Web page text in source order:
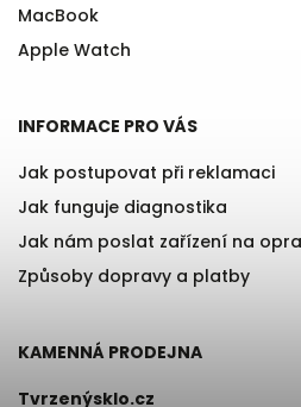
MacBook
Apple Watch
INFORMACE PRO VÁS
Jak postupovat při reklamaci
Jak funguje diagnostika
Jak nám poslat zařízení na
Způsoby dopravy a platby
KAMENNÁ PRODEJNA
Tvrzenýsklo.cz